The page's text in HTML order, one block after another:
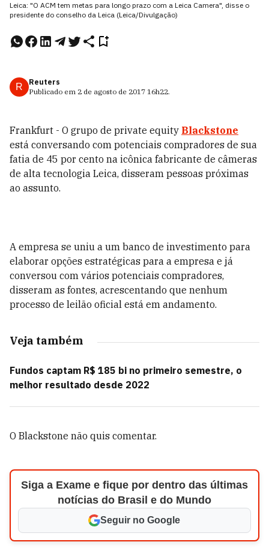
Leica: "O ACM tem metas para longo prazo com a Leica Camera", disse o
presidente do conselho da Leica (Leica/Divulgação)
R
Reuters
Publicado em 2 de agosto de 2017 16h22.
Frankfurt - O grupo de private equity Blackstone
está conversando com potenciais compradores de sua
fatia de 45 por cento na icônica fabricante de câmeras
de alta tecnologia Leica, disseram pessoas próximas
ao assunto.
A empresa se uniu a um banco de investimento para
elaborar opções estratégicas para a empresa e já
conversou com vários potenciais compradores,
disseram as fontes, acrescentando que nenhum
processo de leilão oficial está em andamento.
Veja também
Fundos captam R$ 185 bi no primeiro semestre, o
melhor resultado desde 2022
O Blackstone não quis comentar.
Siga a Exame e fique por dentro das últimas
notícias do Brasil e do Mundo
Seguir no Google